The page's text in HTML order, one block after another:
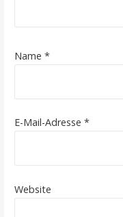
Name *
E-Mail-Adresse *
Website